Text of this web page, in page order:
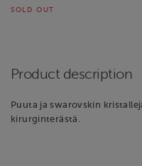
SOLD OUT
Product description
Puuta ja swarovskin
kirurginterästä.